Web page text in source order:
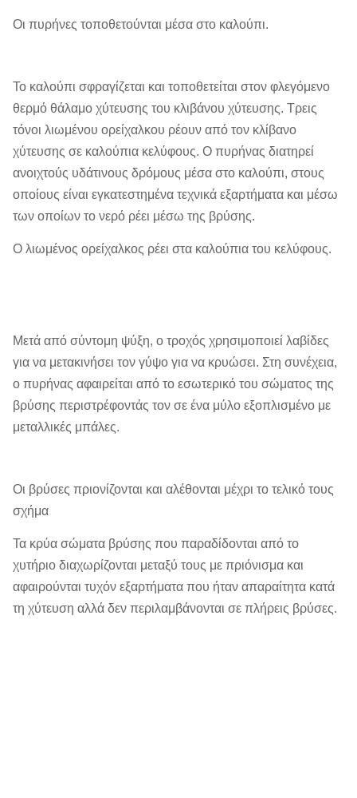
Οι πυρήνες τοποθετούνται μέσα στο καλούπι.
Το καλούπι σφραγίζεται και τοποθετείται στον φλεγόμενο
θερμό θάλαμο χύτευσης του κλιβάνου χύτευσης. Τρεις
τόνοι λιωμένου ορείχαλκου ρέουν από τον κλίβανο
χύτευσης σε καλούπια κελύφους. Ο πυρήνας διατηρεί
ανοιχτούς υδάτινους δρόμους μέσα στο καλούπι, στους
οποίους είναι εγκατεστημένα τεχνικά εξαρτήματα και μέσω
των οποίων το νερό ρέει μέσω της βρύσης.
Ο λιωμένος ορείχαλκος ρέει στα καλούπια του κελύφους.
Μετά από σύντομη ψύξη, ο τροχός χρησιμοποιεί λαβίδες
για να μετακινήσει τον γύψο για να κρυώσει. Στη συνέχεια,
ο πυρήνας αφαιρείται από το εσωτερικό του σώματος της
βρύσης περιστρέφοντάς τον σε ένα μύλο εξοπλισμένο με
μεταλλικές μπάλες.
Οι βρύσες πριονίζονται και αλέθονται μέχρι το τελικό τους
σχήμα
Τα κρύα σώματα βρύσης που παραδίδονται από το
χυτήριο διαχωρίζονται μεταξύ τους με πριόνισμα και
αφαιρούνται τυχόν εξαρτήματα που ήταν απαραίτητα κατά
τη χύτευση αλλά δεν περιλαμβάνονται σε πλήρεις βρύσες.